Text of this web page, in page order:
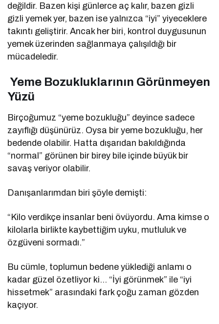
değildir. Bazen kişi günlerce aç kalır, bazen gizli
gizli yemek yer, bazen ise yalnızca “iyi” yiyeceklere
takıntı geliştirir. Ancak her biri, kontrol duygusunun
yemek üzerinden sağlanmaya çalışıldığı bir
mücadeledir.
Yeme Bozukluklarının Görünmeyen
Yüzü
Birçoğumuz “yeme bozukluğu” deyince sadece
zayıflığı düşünürüz. Oysa bir yeme bozukluğu, her
bedende olabilir. Hatta dışarıdan bakıldığında
“normal” görünen bir birey bile içinde büyük bir
savaş veriyor olabilir.
Danışanlarımdan biri şöyle demişti:
“Kilo verdikçe insanlar beni övüyordu. Ama kimse o
kilolarla birlikte kaybettiğim uyku, mutluluk ve
özgüveni sormadı.”
Bu cümle, toplumun bedene yüklediği anlamı o
kadar güzel özetliyor ki… “İyi görünmek” ile “iyi
hissetmek” arasındaki fark çoğu zaman gözden
kaçıyor.